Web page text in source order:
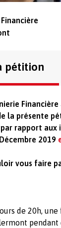
pétition
Financière
la présente
rapport aux
2019
vous faire
de 20h,